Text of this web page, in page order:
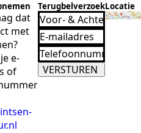
dat
met
e-
of
Terugbelverzoek
VERSTUREN
Locatie